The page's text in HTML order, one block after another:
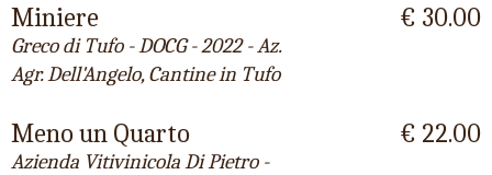
Miniere
Greco di Tufo - DOCG - 2022 - Az.
Agr. Dell'Angelo, Cantine in Tufo
€ 30.00
Meno un Quarto
Azienda Vitivinicola Di Pietro -
€ 22.00